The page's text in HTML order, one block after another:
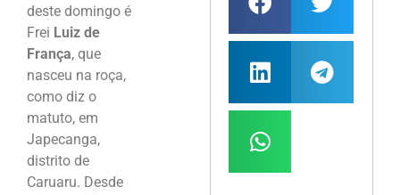
deste domingo é
Frei Luiz de
França, que
nasceu na roça,
como diz o
matuto, em
Japecanga,
distrito de
Caruaru. Desde